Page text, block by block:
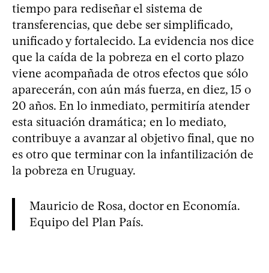
tiempo para rediseñar el sistema de
transferencias, que debe ser simplificado,
unificado y fortalecido. La evidencia nos dice
que la caída de la pobreza en el corto plazo
viene acompañada de otros efectos que sólo
aparecerán, con aún más fuerza, en diez, 15 o
20 años. En lo inmediato, permitiría atender
esta situación dramática; en lo mediato,
contribuye a avanzar al objetivo final, que no
es otro que terminar con la infantilización de
la pobreza en Uruguay.
Mauricio de Rosa, doctor en Economía.
Equipo del Plan País.